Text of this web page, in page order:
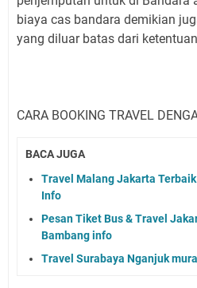
biaya cas bandara demikian
yang diluar batas dari
CARA BOOKING TRAVEL
BACA JUGA
Travel Malang Jakarta
Info
Pesan Tiket Bus & Travel
Bambang info
Travel Surabaya Nganjuk